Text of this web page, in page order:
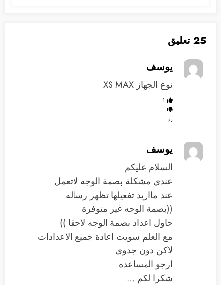
25 تعليق
يوسف
نوع الجهاز XS MAX
1
رد
يوسف
السلام عليكم
عندي مشكلة بصمة الوجه لاتعمل
عند مااريد تفعيلها تظهر رساله
((بصمة الوجه غير متوفرة
حاول اعداد بصمة الوجه لاحقا ))
مع العلم سويت اعادة جميع الاعدادات
لاكن دون جدوى
ارجو المساعده
شكرا لكم …